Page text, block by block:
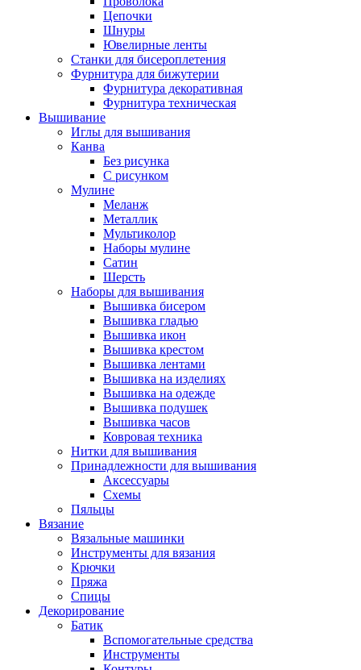
Цепочки
Шнуры
Ювелирные ленты
Станки для бисероплетения
Фурнитура для бижутерии
Фурнитура декоративная
Фурнитура техническая
Вышивание
Иглы для вышивания
Канва
Без рисунка
С рисунком
Мулине
Меланж
Металлик
Мультиколор
Наборы мулине
Сатин
Шерсть
Наборы для вышивания
Вышивка бисером
Вышивка гладью
Вышивка икон
Вышивка крестом
Вышивка лентами
Вышивка на изделиях
Вышивка на одежде
Вышивка подушек
Вышивка часов
Ковровая техника
Нитки для вышивания
Принадлежности для вышивания
Аксессуары
Схемы
Пяльцы
Вязание
Вязальные машинки
Инструменты для вязания
Крючки
Пряжа
Спицы
Декорирование
Батик
Вспомогательные средства
Инструменты